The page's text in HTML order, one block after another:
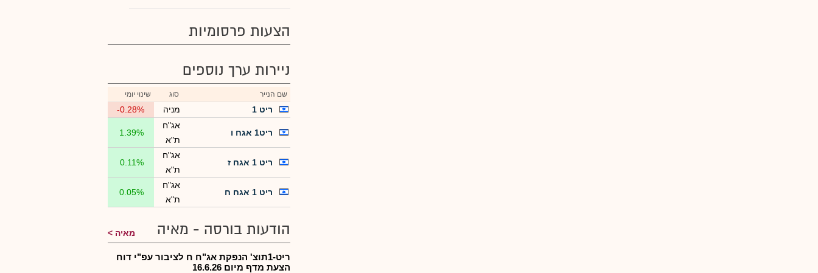
הצעות פרסומיות
ניירות ערך נוספים
שם הנייר סוג שינוי יומי
ריט 1 מניה -0.28%
ריט1 אגח ו
אג"ח
ת"א
1.39%
ריט 1 אגח ז
אג"ח
ת"א
0.11%
ריט 1 אגח ח
אג"ח
ת"א
0.05%
הודעות בורסה - מאיה מאיה
ריט-1תוצ' הנפקת אג"ח ח לציבור עפ"י דוח
הצעת מדף מיום 16.6.26